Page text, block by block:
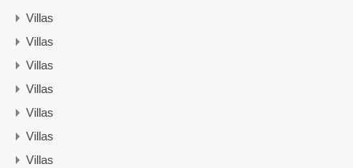
Villas
Villas
Villas
Villas
Villas
Villas
Villas